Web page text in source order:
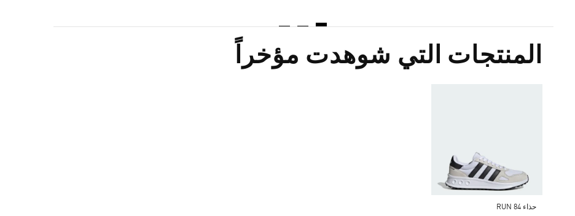
المنتجات التي شوهدت مؤخراً
حذاء RUN 84